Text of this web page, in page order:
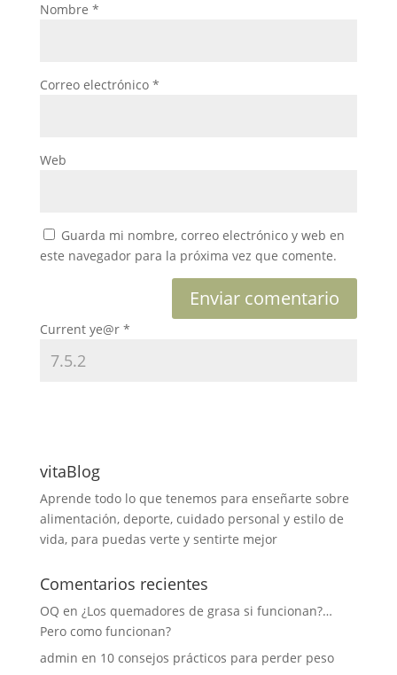
Nombre *
Correo electrónico *
Web
Guarda mi nombre, correo electrónico y web en
este navegador para la próxima vez que comente.
Current ye@r *
vitaBlog
Aprende todo lo que tenemos para enseñarte sobre
alimentación, deporte, cuidado personal y estilo de
vida, para puedas verte y sentirte mejor
Comentarios recientes
OQ en ¿Los quemadores de grasa si funcionan?…
Pero como funcionan?
admin en 10 consejos prácticos para perder peso